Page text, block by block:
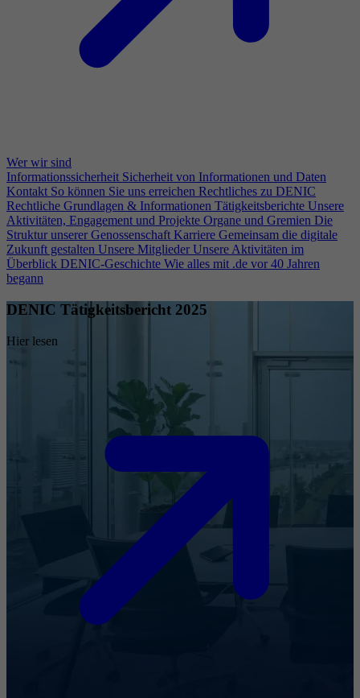
Wer wir sind
Informationssicherheit Sicherheit von Informationen und Daten
Kontakt So können Sie uns erreichen Rechtliches zu DENIC
Rechtliche Grundlagen & Informationen Tätigkeitsberichte Unsere
Aktivitäten, Engagement und Projekte Organe und Gremien Die
Struktur unserer Genossenschaft Karriere Gemeinsam die digitale
Zukunft gestalten Unsere Mitglieder Unsere Aktivitäten im
Überblick DENIC-Geschichte Wie alles mit .de vor 40 Jahren
begann
DENIC Tätigkeitsbericht 2025
Hier lesen